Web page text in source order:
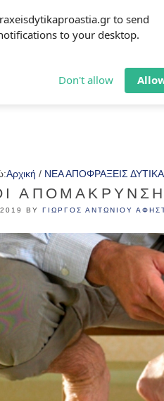
to send
to your desktop.
Don't allow
Αρχική / ΝΕΑ ΑΠΟΦΡΑΞΕΙΣ
BY ΓΙΏΡΓΟΣ ΑΝΤΩΝΊΟΥ